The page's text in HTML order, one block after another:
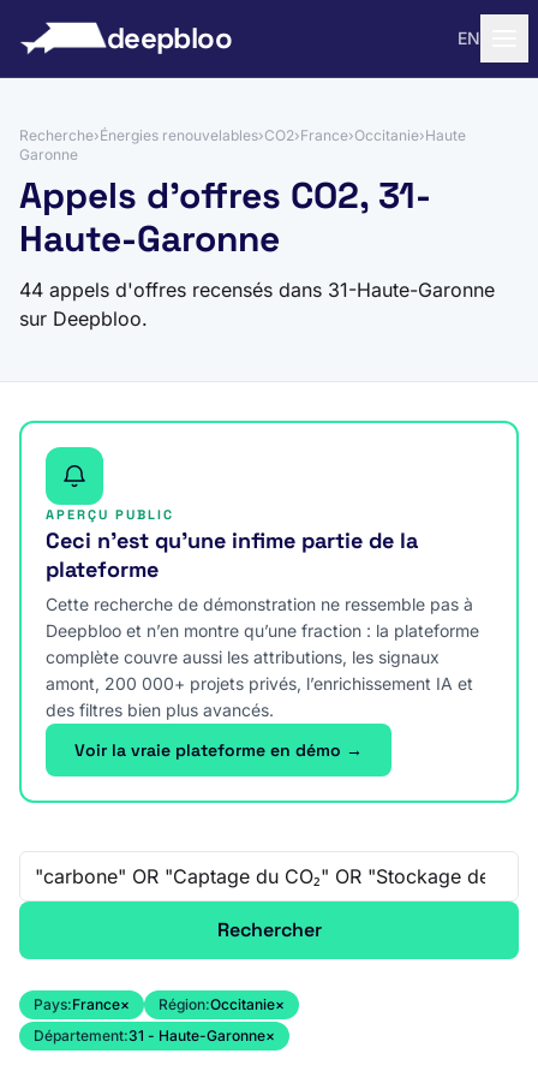
deepbloo EN
Recherche›Énergies renouvelables›CO2›France›Occitanie›Haute
Garonne
Appels d'offres CO2, 31-
Haute-Garonne
44 appels d'offres recensés dans 31-Haute-Garonne
sur Deepbloo.
APERÇU PUBLIC
Ceci n’est qu’une infime partie de la
plateforme
Cette recherche de démonstration ne ressemble pas à
Deepbloo et n’en montre qu’une fraction : la plateforme
complète couvre aussi les attributions, les signaux
amont, 200 000+ projets privés, l’enrichissement IA et
des filtres bien plus avancés.
Voir la vraie plateforme en démo →
Recherche libre
Rechercher
Pays:France× Région:Occitanie×
Département:31 - Haute-Garonne×